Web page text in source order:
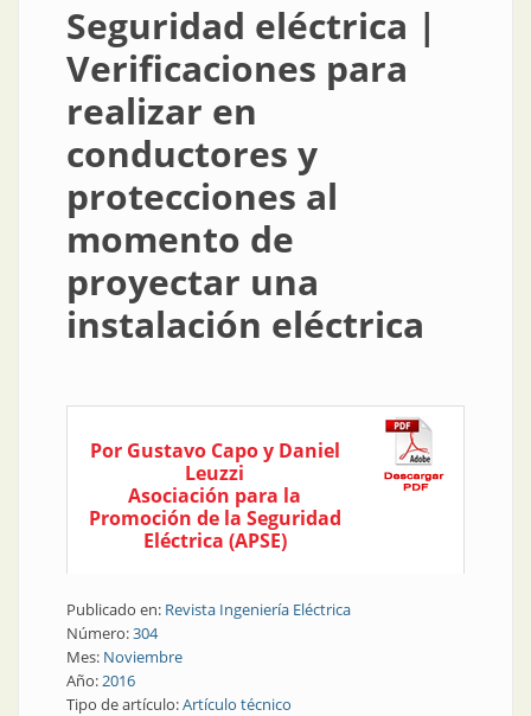
Seguridad eléctrica |
Verificaciones para
realizar en
conductores y
protecciones al
momento de
proyectar una
instalación eléctrica
Por Gustavo Capo y Daniel
Leuzzi
Asociación para la
Promoción de la Seguridad
Eléctrica (APSE)
Publicado en: Revista Ingeniería Eléctrica
Número:304
Mes: Noviembre
Año:2016
Tipo de artículo:Artículo técnico